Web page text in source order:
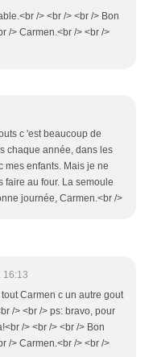
/> <br /> <br /> Bon
/> Carmen.<br /> <br />
c 'est beaucoup de
chaque année, dans les
mes enfants. Mais je ne
faire au four. La semoule
journée, Carmen.<br />
16:13
Carmen c un autre gout
/> <br /> ps: bravo, pour
/> <br /> <br /> Bon
/> Carmen.<br /> <br />